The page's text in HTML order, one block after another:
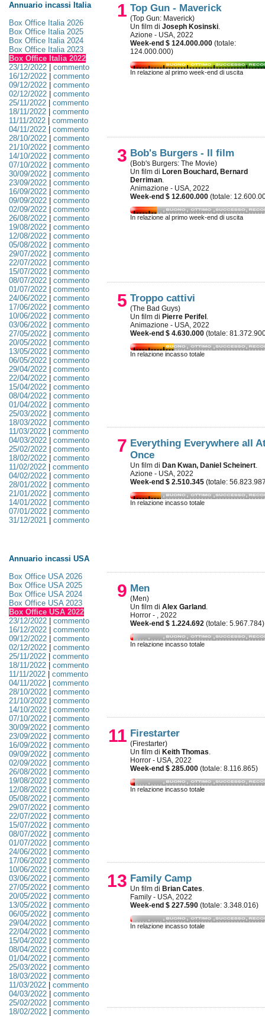
Annuario incassi Italia
Box Office Italia 2026
Box Office Italia 2025
Box Office Italia 2024
Box Office Italia 2023
Box Office Italia 2022
23/12/2022| commento
16/12/2022| commento
09/12/2022| commento
02/12/2022| commento
25/11/2022| commento
18/11/2022| commento
11/11/2022| commento
04/11/2022| commento
28/10/2022| commento
21/10/2022| commento
14/10/2022| commento
07/10/2022| commento
30/09/2022| commento
23/09/2022| commento
16/09/2022| commento
09/09/2022| commento
02/09/2022| commento
26/08/2022| commento
19/08/2022| commento
12/08/2022| commento
05/08/2022| commento
29/07/2022| commento
22/07/2022| commento
15/07/2022| commento
08/07/2022| commento
01/07/2022| commento
24/06/2022| commento
17/06/2022| commento
10/06/2022| commento
03/06/2022| commento
27/05/2022| commento
20/05/2022| commento
13/05/2022| commento
06/05/2022| commento
29/04/2022| commento
22/04/2022| commento
15/04/2022| commento
08/04/2022| commento
01/04/2022| commento
25/03/2022| commento
18/03/2022| commento
11/03/2022| commento
04/03/2022| commento
25/02/2022| commento
18/02/2022| commento
11/02/2022| commento
04/02/2022| commento
28/01/2022| commento
21/01/2022| commento
14/01/2022| commento
07/01/2022| commento
31/12/2021| commento
Annuario incassi USA
Box Office USA 2026
Box Office USA 2025
Box Office USA 2024
Box Office USA 2023
Box Office USA 2022
23/12/2022| commento
16/12/2022| commento
09/12/2022| commento
02/12/2022| commento
25/11/2022| commento
18/11/2022| commento
11/11/2022| commento
04/11/2022| commento
28/10/2022| commento
21/10/2022| commento
14/10/2022| commento
07/10/2022| commento
30/09/2022| commento
23/09/2022| commento
16/09/2022| commento
09/09/2022| commento
02/09/2022| commento
26/08/2022| commento
19/08/2022| commento
12/08/2022| commento
05/08/2022| commento
29/07/2022| commento
22/07/2022| commento
15/07/2022| commento
08/07/2022| commento
01/07/2022| commento
24/06/2022| commento
17/06/2022| commento
10/06/2022| commento
03/06/2022| commento
27/05/2022| commento
20/05/2022| commento
13/05/2022| commento
06/05/2022| commento
29/04/2022| commento
22/04/2022| commento
15/04/2022| commento
08/04/2022| commento
01/04/2022| commento
25/03/2022| commento
18/03/2022| commento
11/03/2022| commento
04/03/2022| commento
25/02/2022| commento
18/02/2022| commento
1 Top Gun - Maverick
(Top Gun: Maverick)
Un film diJoseph Kosinski.
Azione - USA, 2022
Week-end $ 124.000.000 (totale:
124.000.000)
In relazione al primo week-end di uscita
3 Bob's Burgers - Il film
(Bob's Burgers: The Movie)
Un film di Loren Bouchard, Bernard
Derriman.
Animazione - USA, 2022
Week-end $ 12.600.000 (totale:
In relazione al primo week-end di uscita
5 Troppo cattivi
(The Bad Guys)
Un film di Pierre Perifel .
Animazione - USA, 2022
Week-end $ 4.630.000 (totale:
In relazione incasso totale
7 Everything Everywhere all
Once
Un film di Dan Kwan, Daniel Scheinert.
Azione - USA, 2022
Week-end $ 2.510.345 (totale:
In relazione incasso totale
9 Men
(Men)
Un film diAlex Garland .
Horror - , 2022
Week-end $ 1.224.692 (totale: 5.967.784)
In relazione incasso totale
11 Firestarter
(Firestarter)
Un film di Keith Thomas.
Horror - USA, 2022
Week-end $ 285.000 (totale: 8.116.865)
In relazione incasso totale
13 Family Camp
Un film di Brian Cates.
Family - USA, 2022
Week-end $ 227.590 (totale: 3.348.016)
In relazione incasso totale